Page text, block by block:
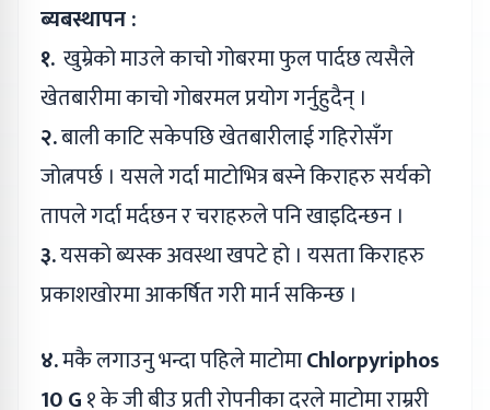
ब्यबस्थापन :
१. खुम्रेको माउले काचो गोबरमा फुल पार्दछ त्यसैले
खेतबारीमा काचो गोबरमल प्रयोग गर्नुहुदैन् ।
२.बाली काटि सकेपछि खेतबारीलाई गहिरोसँग
जोत्नपर्छ । यसले गर्दा माटोभित्र बस्ने किराहरु सर्यको
तापले गर्दा मर्दछन र चराहरुले पनि खाइदिन्छन ।
३.यसको ब्यस्क अवस्था खपटे हो । यसता किराहरु
प्रकाशखोरमा आकर्षित गरी मार्न सकिन्छ ।
४.मकै लगाउनु भन्दा पहिले माटोमाChlorpyriphos
10 G१ के जी बीउ प्रती रोपनीका दरले माटोमा राम्ररी